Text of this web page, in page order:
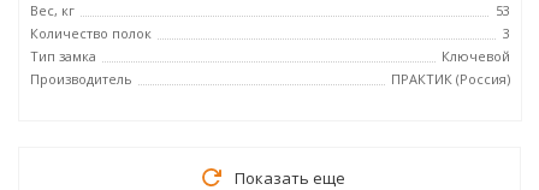
Вес, кг
53
Количество полок
3
Тип замка
Ключевой
Производитель
ПРАКТИК (Россия)
Показать еще